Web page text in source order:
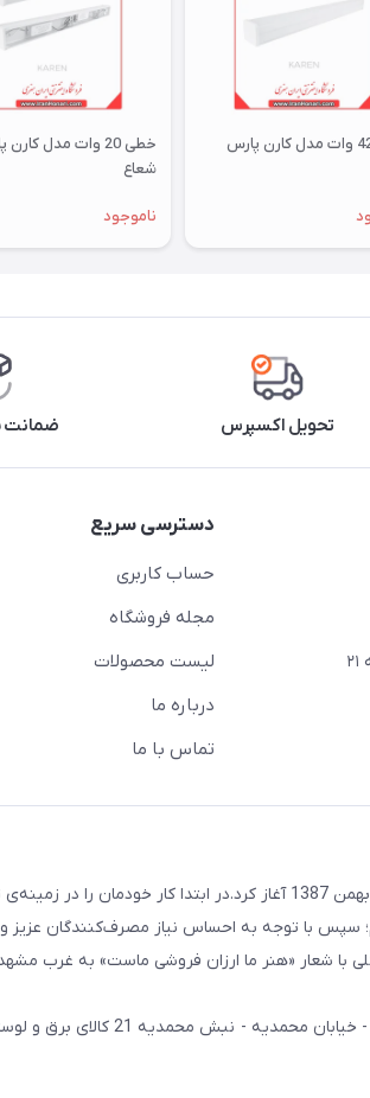
خطی 42 وات مدل کارن پارس
خطی 20 وات مدل
شعاع
ناموجود
تحویل اکسپرس ضمانت
دسترسی سریع
حساب کاربری
مجله فروشگاه
لیست محصولات
درباره ما
تماس با ما
کالای برق و لوستر هنری فعالیت رسمی خود را از بهمن 1387 آغاز
سپس با توجه به احساس نیاز مصرف‌کنندگان عزیز
شعار «هنر ما ارزان فروشی ماست» به غرب مشهد،
- نبش محمدیه 21 کالای برق و لوستر هنری